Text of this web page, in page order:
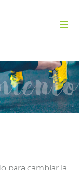
para cambiar la